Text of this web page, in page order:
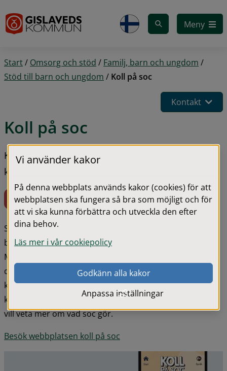
Meny
Start/ Omsorg och stöd / Familj, barn och ungdom /
Stöd till barn och ungdom / Koll på soc
Kontakt
Koll på soc
Koll på soc är en webbplats som stöttar barn i
kontakt med socialtjänsten.
Lämna sidan snabbt!
Socialtjänsten, "soc", har ett särskilt viktigt ansvar för att
barn och ungdomar ska ha det bra när de växer upp.
Men många barn och unga idag vet inte vilka rättigheter
de har i kontakt med myndigheter, eller vilken hjälp de
kan få. "Koll på soc" är ett stöd för barn som redan är i
kontakt med soc, har funderat på att kontakta soc, eller
vill veta mer om vad soc gör.
Besök webbplatsen koll på soc
Vi använder kakor
På denna webbplats används kakor (cookies) för att
webbplatsen ska fungera så bra som möjligt och för
att vi ska kunna förbättra och utveckla den efter
dina behov.
Läs mer i vår cookiepolicy
Godkänn alla kakor
Anpassa inställningar